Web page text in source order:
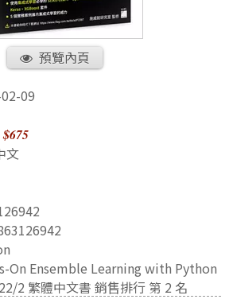
預覽內頁
09
$675
文
On Ensemble Learning with Python
2 繁體中文書 銷售排行 第 2 名